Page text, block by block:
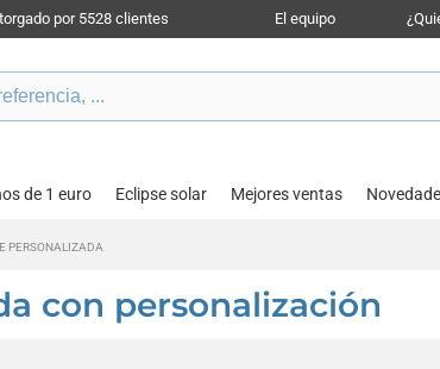
por 5528 clientes El equipo
de 1 euro Eclipse solar Mejores ventas
PERSONALIZADA
con personalización